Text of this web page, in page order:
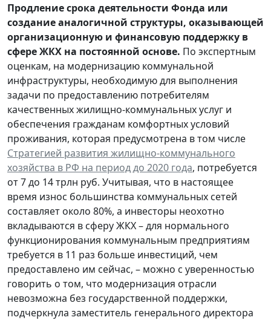
Продление срока деятельности Фонда или
создание аналогичной структуры, оказывающей
организационную и финансовую поддержку в
сфере ЖКХ на постоянной основе. По экспертным
оценкам, на модернизацию коммунальной
инфраструктуры, необходимую для выполнения
задачи по предоставлению потребителям
качественных жилищно-коммунальных услуг и
обеспечения гражданам комфортных условий
проживания, которая предусмотрена в том числе
Стратегией развития жилищно-коммунального
хозяйства в РФ на период до 2020 года, потребуется
от 7 до 14 трлн руб. Учитывая, что в настоящее
время износ большинства коммунальных сетей
составляет около 80%, а инвесторы неохотно
вкладываются в сферу ЖКХ – для нормального
функционирования коммунальным предприятиям
требуется в 11 раз больше инвестиций, чем
предоставлено им сейчас, – можно с уверенностью
говорить о том, что модернизация отрасли
невозможна без государственной поддержки,
подчеркнула заместитель генерального директора